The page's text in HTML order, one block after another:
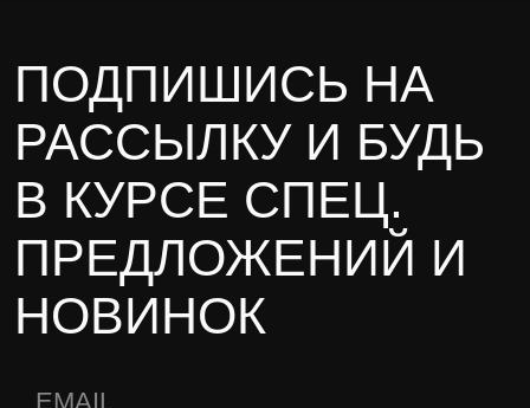
ПОДПИШИСЬ НА
РАССЫЛКУ И БУДЬ
В КУРСЕ СПЕЦ.
ПРЕДЛОЖЕНИЙ И
НОВИНОК